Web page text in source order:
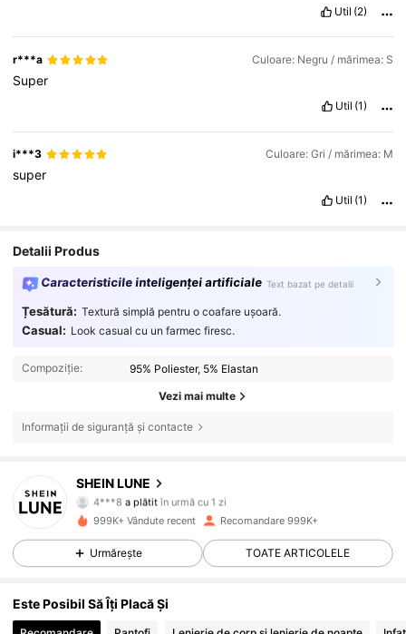
Util (2)
r***a Culoare: Negru / mărimea: S
Super
Util (1)
i***3 Culoare: Gri / mărimea: M
super
Util (1)
Detalii Produs
Caracteristicile inteligenței artificiale Text bazat pe detalii
Țesătură: Textură simplă pentru o coafare ușoară.
Casual: Look casual cu un farmec firesc.
Compoziție: 95% Poliester, 5% Elastan
Vezi mai multe
Informații de siguranță și contacte
SHEIN LUNE
4,85
1M Urmăritori
m***h a început să urmărească pe
4,85 1M Urmăritori
4,85 1M Urmăritori
999K+ Vândute recent Recomandare 999K+
Urmărește TOATE ARTICOLELE
Este Posibil Să Îți Placă Și